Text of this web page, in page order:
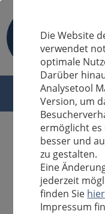
Sucheingabe
Die Website
verwendet
optimale
Darüber
Analysetool
Version, um
ermöglicht es
besser und
zu gestalten.
Eine
jederzeit
finden Sie hier
Impressum